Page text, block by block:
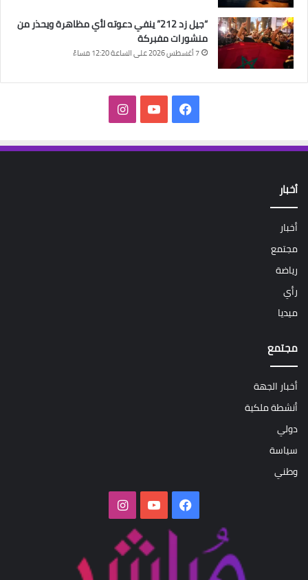
“جيل زد 212” ينفي دعوته لأي مظاهرة ويحذر من
منشورات مفبركة
7 أغسطس 2026 على الساعة 12:20 مساءً
فيسبوك‫YouTubeانستقرام
أخبار
أخبار
مجتمع
رياضة
رأي
ميديا
مجتمع
أخبار الجهة
أنشطة ملكية
دولي
سياسة
وطني
فيسبوك‫YouTubeانستقرام